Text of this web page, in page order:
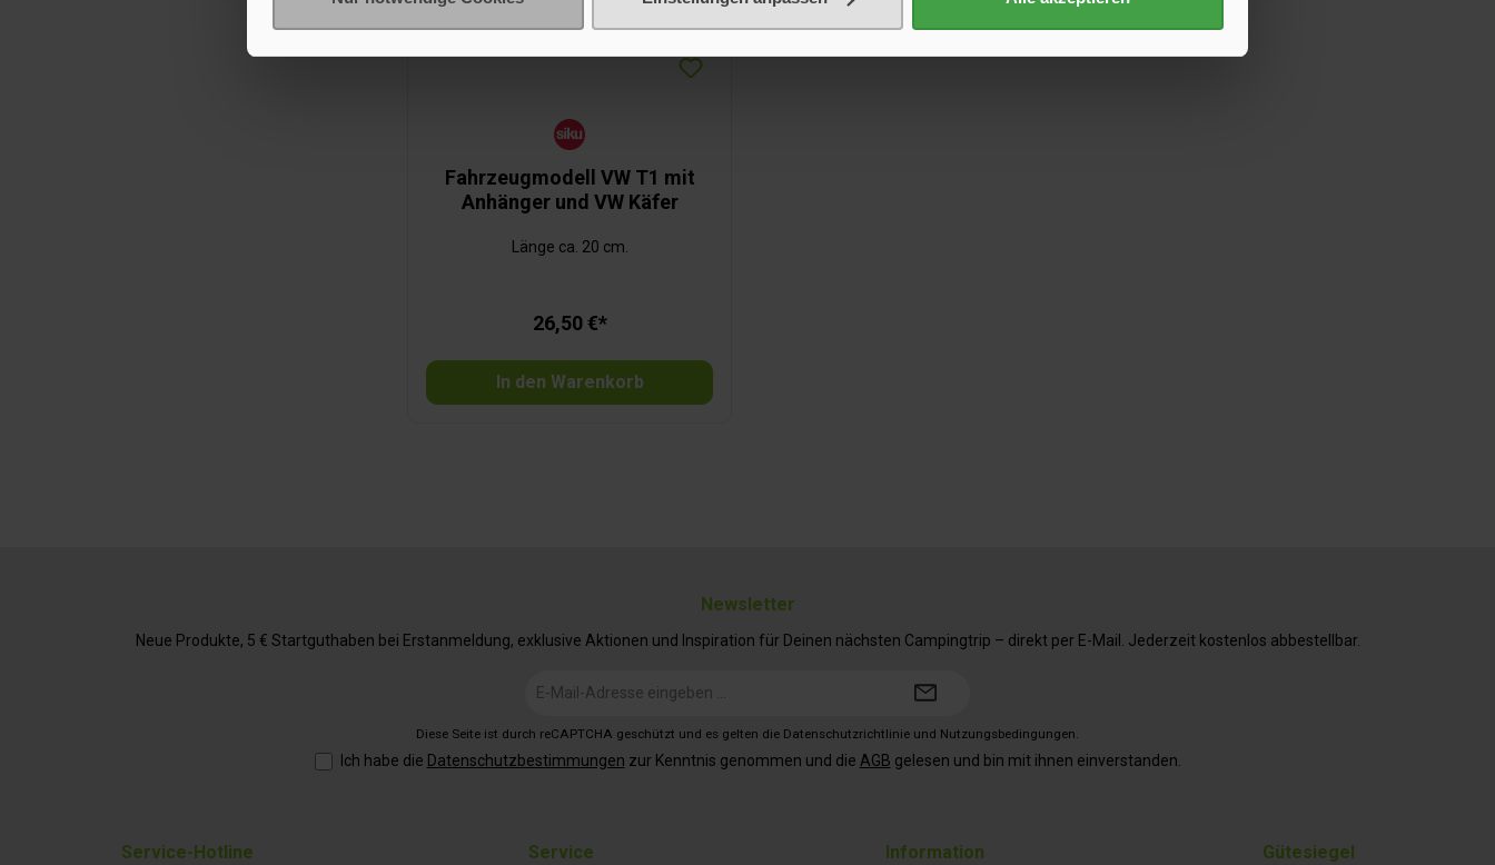
Fahrzeugmodell VW T1 mit
Anhänger und VW Käfer
Länge ca. 20 cm.
26,50 €*
In den Warenkorb
Service-Hotline Service Information Gütesiegel
Newsletter
Neue Produkte, 5 € Startguthaben bei Erstanmeldung, exklusive Aktionen und Inspiration für Deinen nächsten Campingtrip – direkt per E-Mail. Jederzeit kostenlos abbestellbar.
Mail-
Diese Seite ist durch reCAPTCHA geschützt und es gelten die Datenschutzrichtlinie und Nutzungsbedingungen.
Ich habe die Datenschutzbestimmungen zur Kenntnis genommen und die AGB gelesen und bin mit ihnen einverstanden.